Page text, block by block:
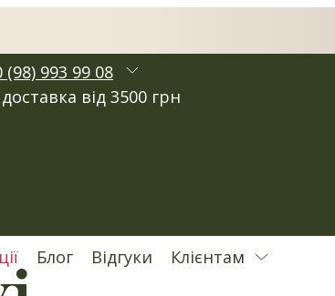
(98) 993 99 08
від 3500 грн
Блог Відгуки Клієнтам